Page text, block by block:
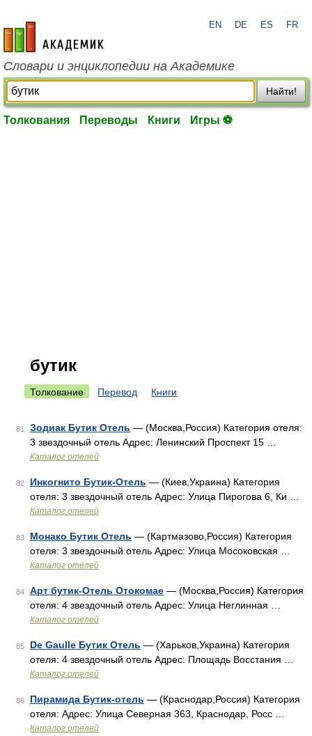
academic.ru
EN DE ES FR
Словари и энциклопедии на Академике
Найти!
Толкования Переводы Книги Игры ⚽
бутик
Толкование Перевод Книги
81 Зодиак Бутик Отель — (Москва,Россия) Категория отеля:
3 звездочный отель Адрес: Ленинский Проспект 15 …
Каталог отелей
82 Инкогнито Бутик-Отель — (Киев,Украина) Категория
отеля: 3 звездочный отель Адрес: Улица Пирогова 6, Ки …
Каталог отелей
83 Монако Бутик Отель — (Картмазово,Россия) Категория
отеля: 3 звездочный отель Адрес: Улица Мосоковская …
Каталог отелей
84 Арт бутик-Отель Отокомае — (Москва,Россия) Категория
отеля: 4 звездочный отель Адрес: Улица Неглинная …
Каталог отелей
85 De Gaulle Бутик Отель — (Харьков,Украина) Категория
отеля: 4 звездочный отель Адрес: Площадь Восстания …
Каталог отелей
86 Пирамида Бутик-отель — (Краснодар,Россия) Категория
отеля: Адрес: Улица Северная 363, Краснодар, Росс …
Каталог отелей